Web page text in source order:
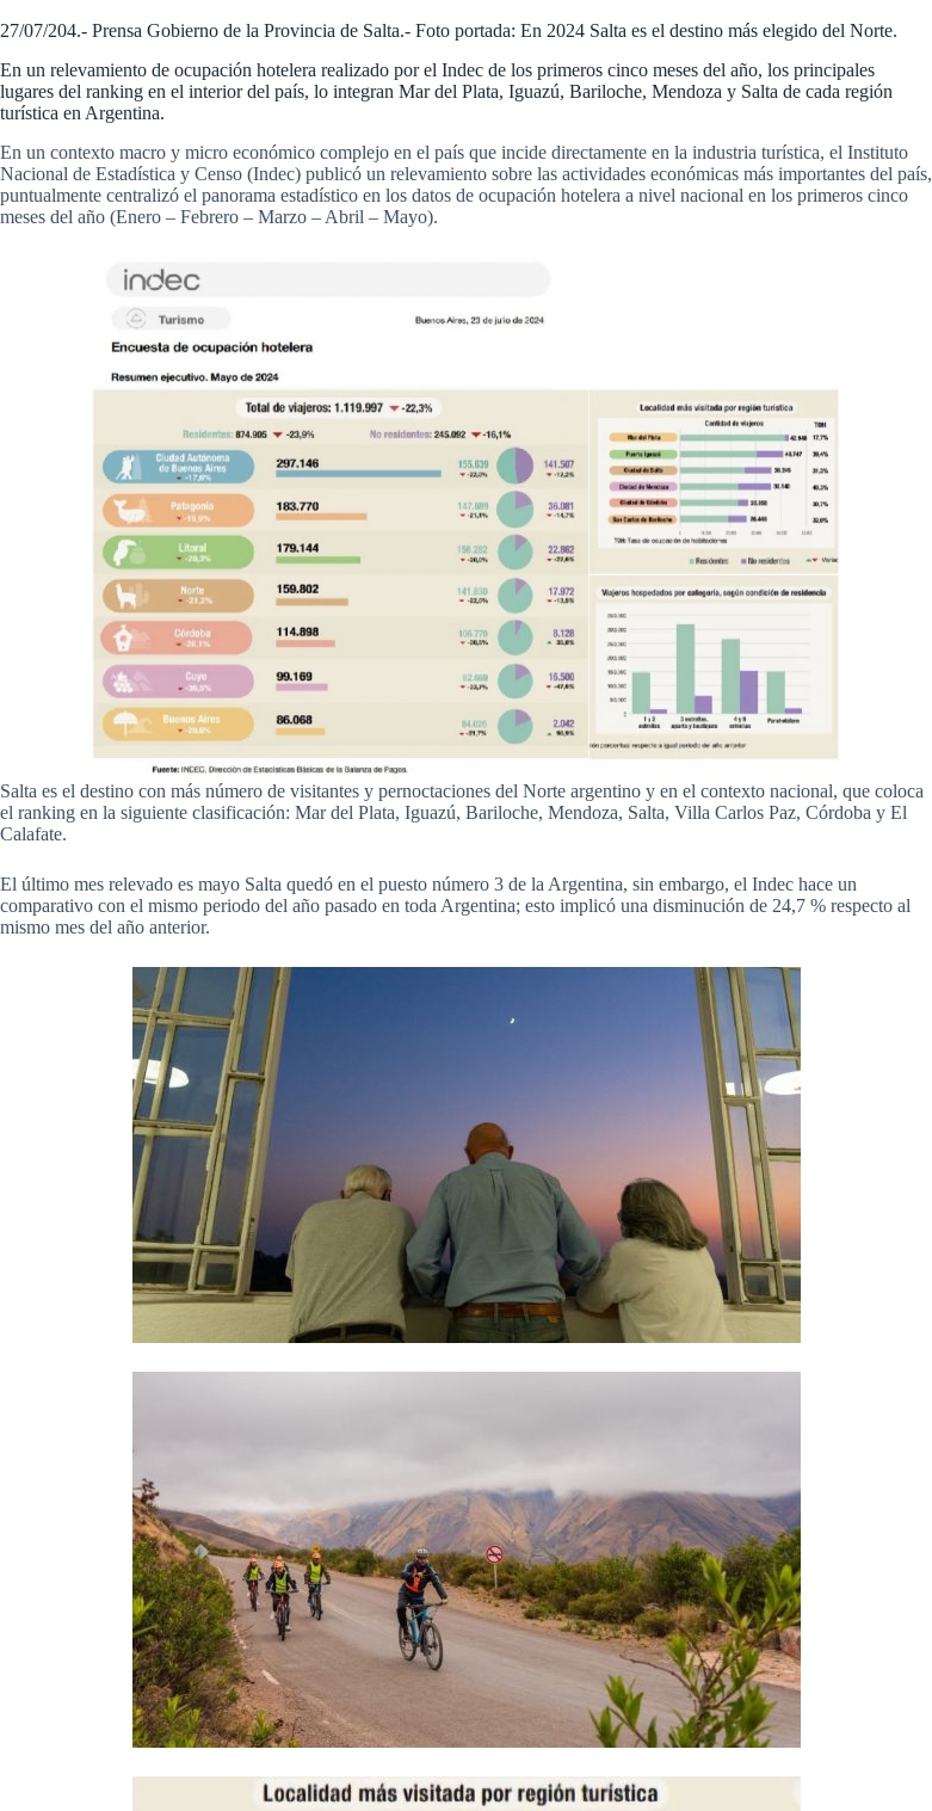
27/07/204.- Prensa Gobierno de la Provincia de Salta.- Foto portada: En 2024 Salta es el destino más elegido del Norte.
En un relevamiento de ocupación hotelera realizado por el Indec de los primeros cinco meses del año, los principales
lugares del ranking en el interior del país, lo integran Mar del Plata, Iguazú, Bariloche, Mendoza y Salta de cada región
turística en Argentina.
En un contexto macro y micro económico complejo en el país que incide directamente en la industria turística, el Instituto
Nacional de Estadística y Censo (Indec) publicó un relevamiento sobre las actividades económicas más importantes del país,
puntualmente centralizó el panorama estadístico en los datos de ocupación hotelera a nivel nacional en los primeros cinco
meses del año (Enero – Febrero – Marzo – Abril – Mayo).
Salta es el destino con más número de visitantes y pernoctaciones del Norte argentino y en el contexto nacional, que coloca
el ranking en la siguiente clasificación: Mar del Plata, Iguazú, Bariloche, Mendoza, Salta, Villa Carlos Paz, Córdoba y El
Calafate.
El último mes relevado es mayo Salta quedó en el puesto número 3 de la Argentina, sin embargo, el Indec hace un
comparativo con el mismo periodo del año pasado en toda Argentina; esto implicó una disminución de 24,7 % respecto al
mismo mes del año anterior.